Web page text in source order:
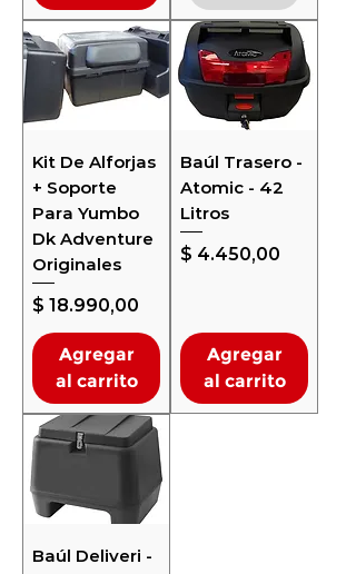
Kit De Alforjas
+ Soporte
Para Yumbo
Dk Adventure
Originales
Precio
$ 18.990,00
Agregar
al carrito
Baúl Trasero -
Atomic - 42
Litros
Precio
$ 4.450,00
Agregar
al carrito
Baúl Deliveri -